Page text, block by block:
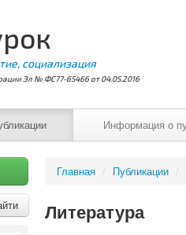
социализация
Эл № ФС77-65466 от 04.05.2016
Информация о
Главная / Публикации /
Литература